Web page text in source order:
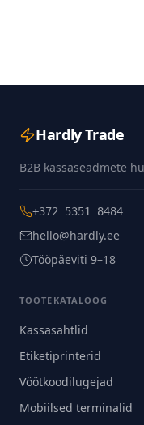
Hardly Trade
B2B kassaseadmete
+372 5351 8484
hello@hardly.ee
Tööpäeviti 9–18
TOOTEKATALOOG
Kassasahtlid
Etiketiprinterid
Vöötkoodilugejad
Mobiilsed terminalid